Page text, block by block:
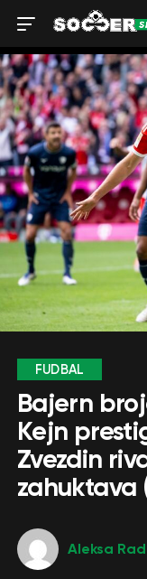
FUDBAL
Bajern
Kejn
Zvezdin
zahuktava
Aleksa